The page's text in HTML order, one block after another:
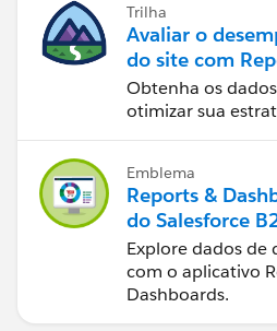
Trilha
Avaliar o
do site com
Dashboards do
Commerce
Obtenha os
otimizar sua
Emblema
Reports &
do Salesforce
Commerce
Explore dados de
com o aplicativo
Dashboards.